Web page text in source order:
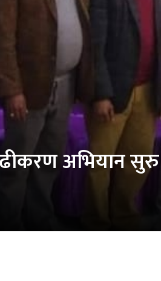
अभियान सुरु